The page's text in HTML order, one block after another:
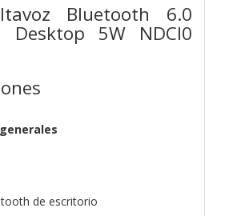
Bluetooth 6.0
Desktop 5W NDCI0
de escritorio